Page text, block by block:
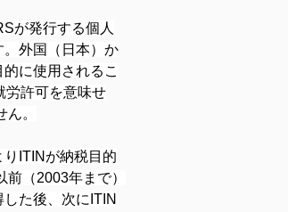
が発行する個人
外国（日本）か
に使用されるこ
労許可を意味せ
。
ITINが納税目的
（2003年まで）
た後、次にITIN